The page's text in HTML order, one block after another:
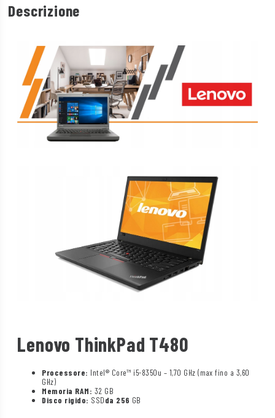
Descrizione
Lenovo ThinkPad T480
Processore: Intel® Core™ i5-8350u – 1,70 GHz (max fino a 3,60
GHz)
Memoria RAM: 32 GB
Disco rigido: SSDda 256 GB